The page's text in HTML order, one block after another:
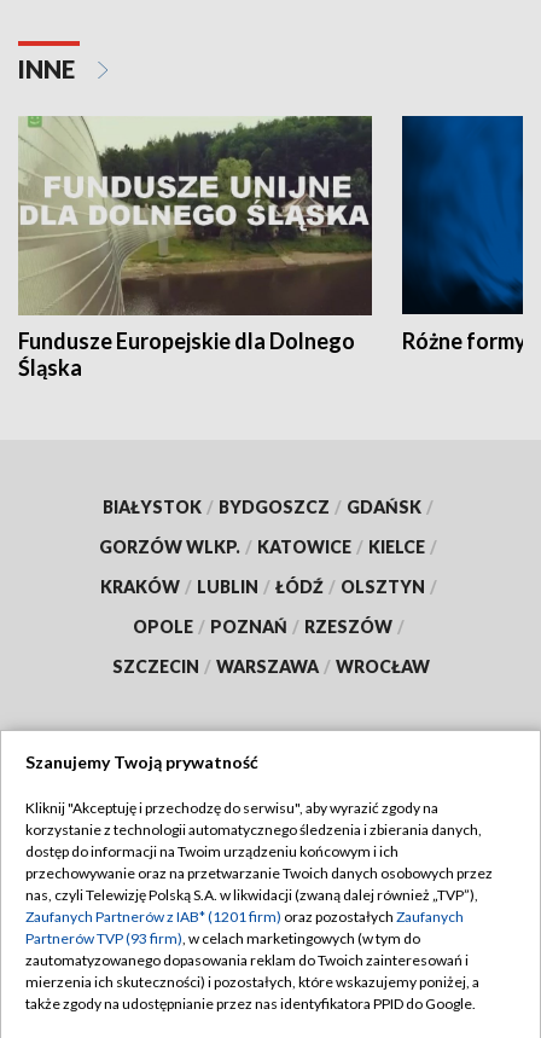
INNE
Fundusze Europejskie dla Dolnego
Śląska
Różne formy
BIAŁYSTOK / BYDGOSZCZ / GDAŃSK /
GORZÓW WLKP. / KATOWICE / KIELCE /
KRAKÓW / LUBLIN / ŁÓDŹ / OLSZTYN /
OPOLE / POZNAŃ / RZESZÓW /
SZCZECIN / WARSZAWA / WROCŁAW
TVP
Abonament TVP
Emisja w TVP
Centrum informacji TVP
Naziemna Telewizja Cyfrowa
Regulamin TVP
Polityka prywatności
Moje zgody
Pomoc
Szanujemy Twoją prywatność
Kliknij "Akceptuję i przechodzę do serwisu", aby wyrazić zgody na
korzystanie z technologii automatycznego śledzenia i zbierania danych,
dostęp do informacji na Twoim urządzeniu końcowym i ich
przechowywanie oraz na przetwarzanie Twoich danych osobowych przez
nas, czyli Telewizję Polską S.A. w likwidacji (zwaną dalej również „TVP”),
Zaufanych Partnerów z IAB* (1201 firm) oraz pozostałych Zaufanych
Partnerów TVP (93 firm), w celach marketingowych (w tym do
zautomatyzowanego dopasowania reklam do Twoich zainteresowań i
mierzenia ich skuteczności) i pozostałych, które wskazujemy poniżej, a
także zgody na udostępnianie przez nas identyfikatora PPID do Google.